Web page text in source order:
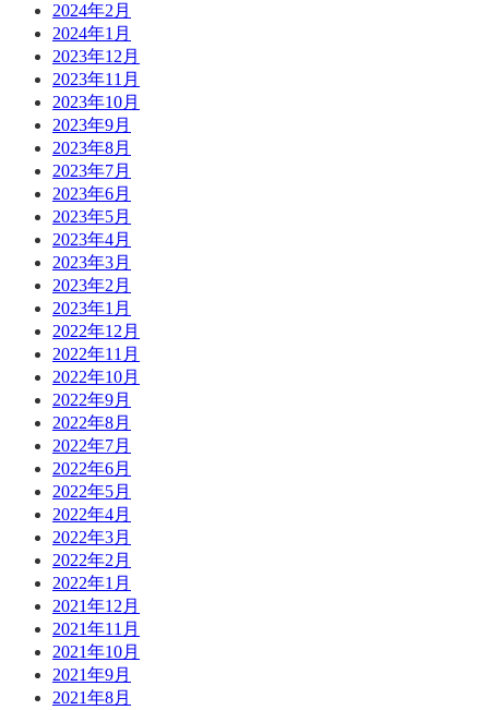
2024年2月
2024年1月
2023年12月
2023年11月
2023年10月
2023年9月
2023年8月
2023年7月
2023年6月
2023年5月
2023年4月
2023年3月
2023年2月
2023年1月
2022年12月
2022年11月
2022年10月
2022年9月
2022年8月
2022年7月
2022年6月
2022年5月
2022年4月
2022年3月
2022年2月
2022年1月
2021年12月
2021年11月
2021年10月
2021年9月
2021年8月